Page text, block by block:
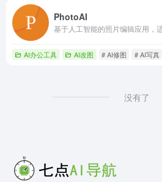
PhotoAI
基于人工智能的照片编辑应用，
AI办公工具 AI改图 # AI修图 # AI写真
没有了